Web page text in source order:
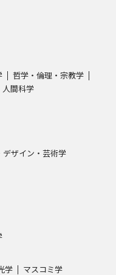
哲学・倫理・宗教学
人間科学
デザイン・芸術学
学 マスコミ学